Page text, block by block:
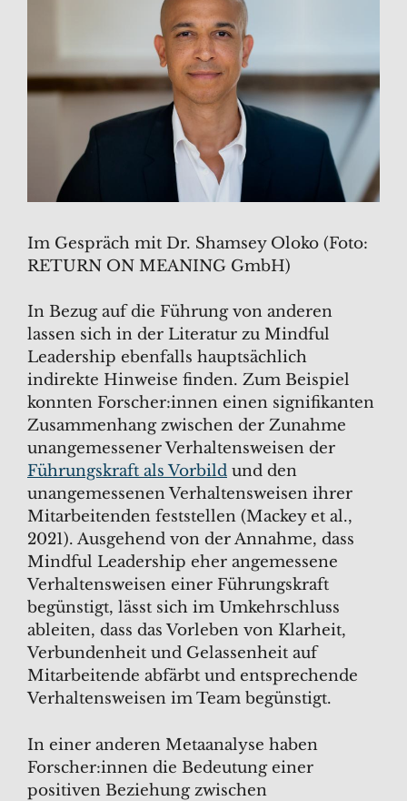
Im Gespräch mit Dr. Shamsey Oloko (Foto:
RETURN ON MEANING GmbH)
In Bezug auf die Führung von anderen
lassen sich in der Literatur zu Mindful
Leadership ebenfalls hauptsächlich
indirekte Hinweise finden. Zum Beispiel
konnten Forscher:innen einen signifikanten
Zusammenhang zwischen der Zunahme
unangemessener Verhaltensweisen der
Führungskraft als Vorbild und den
unangemessenen Verhaltensweisen ihrer
Mitarbeitenden feststellen (Mackey et al.,
2021). Ausgehend von der Annahme, dass
Mindful Leadership eher angemessene
Verhaltensweisen einer Führungskraft
begünstigt, lässt sich im Umkehrschluss
ableiten, dass das Vorleben von Klarheit,
Verbundenheit und Gelassenheit auf
Mitarbeitende abfärbt und entsprechende
Verhaltensweisen im Team begünstigt.
In einer anderen Metaanalyse haben
Forscher:innen die Bedeutung einer
positiven Beziehung zwischen